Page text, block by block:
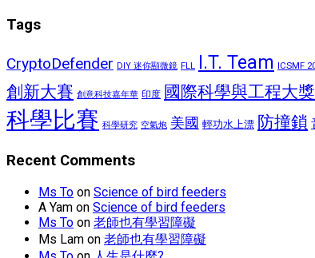
Tags
CryptoDefender DIY 迷你顯微鏡 FLL I.T. Team ICSMF
創新大賽 創意科技嘉年華 印度 國際科學與工程大
科學比賽 科學研究 空氣炮 美國 輕功水上漂 防撞鎖
Recent Comments
Ms To on Science of bird feeders
A Yam on Science of bird feeders
Ms To on 老師也有學習障礙
Ms Lam on 老師也有學習障礙